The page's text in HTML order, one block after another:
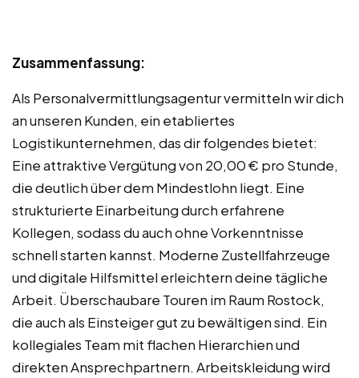
Zusammenfassung:
Als Personalvermittlungsagentur vermitteln wir dich
an unseren Kunden, ein etabliertes
Logistikunternehmen, das dir folgendes bietet:
Eine attraktive Vergütung von 20,00 € pro Stunde,
die deutlich über dem Mindestlohn liegt. Eine
strukturierte Einarbeitung durch erfahrene
Kollegen, sodass du auch ohne Vorkenntnisse
schnell starten kannst. Moderne Zustellfahrzeuge
und digitale Hilfsmittel erleichtern deine tägliche
Arbeit. Überschaubare Touren im Raum Rostock,
die auch als Einsteiger gut zu bewältigen sind. Ein
kollegiales Team mit flachen Hierarchien und
direkten Ansprechpartnern. Arbeitskleidung wird